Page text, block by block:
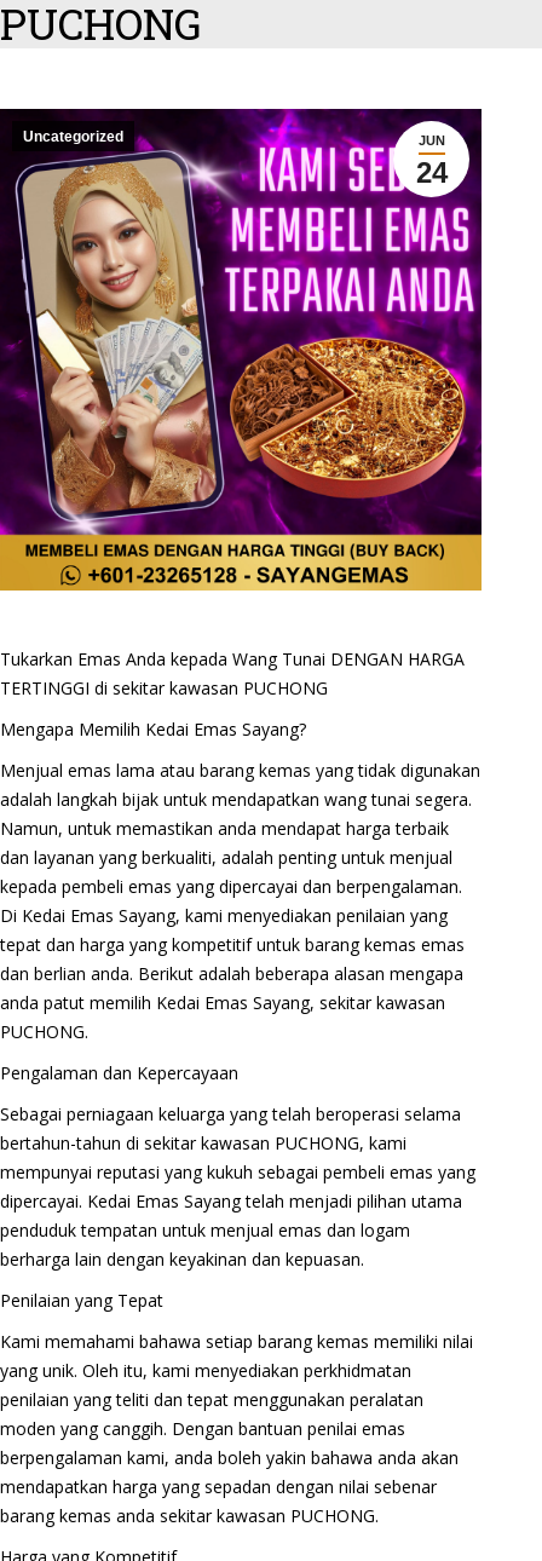
PUCHONG
JUN
24
Uncategorized
Tukarkan Emas Anda kepada Wang Tunai DENGAN HARGA
TERTINGGI di sekitar kawasan PUCHONG
Mengapa Memilih Kedai Emas Sayang?
Menjual emas lama atau barang kemas yang tidak digunakan
adalah langkah bijak untuk mendapatkan wang tunai segera.
Namun, untuk memastikan anda mendapat harga terbaik
dan layanan yang berkualiti, adalah penting untuk menjual
kepada pembeli emas yang dipercayai dan berpengalaman.
Di Kedai Emas Sayang, kami menyediakan penilaian yang
tepat dan harga yang kompetitif untuk barang kemas emas
dan berlian anda. Berikut adalah beberapa alasan mengapa
anda patut memilih Kedai Emas Sayang, sekitar kawasan
PUCHONG.
Pengalaman dan Kepercayaan
Sebagai perniagaan keluarga yang telah beroperasi selama
bertahun-tahun di sekitar kawasan PUCHONG, kami
mempunyai reputasi yang kukuh sebagai pembeli emas yang
dipercayai. Kedai Emas Sayang telah menjadi pilihan utama
penduduk tempatan untuk menjual emas dan logam
berharga lain dengan keyakinan dan kepuasan.
Penilaian yang Tepat
Kami memahami bahawa setiap barang kemas memiliki nilai
yang unik. Oleh itu, kami menyediakan perkhidmatan
penilaian yang teliti dan tepat menggunakan peralatan
moden yang canggih. Dengan bantuan penilai emas
berpengalaman kami, anda boleh yakin bahawa anda akan
mendapatkan harga yang sepadan dengan nilai sebenar
barang kemas anda sekitar kawasan PUCHONG.